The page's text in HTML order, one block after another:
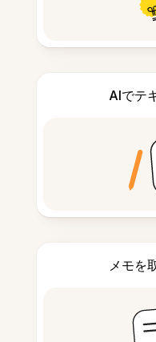
AIでテ
メモを